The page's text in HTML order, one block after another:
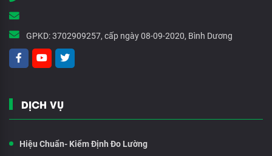
GPKD:3702909257, cấp ngày 08-09-2020, Bình Dương
DỊCH VỤ
Hiệu Chuẩn- Kiểm Định Đo Lường